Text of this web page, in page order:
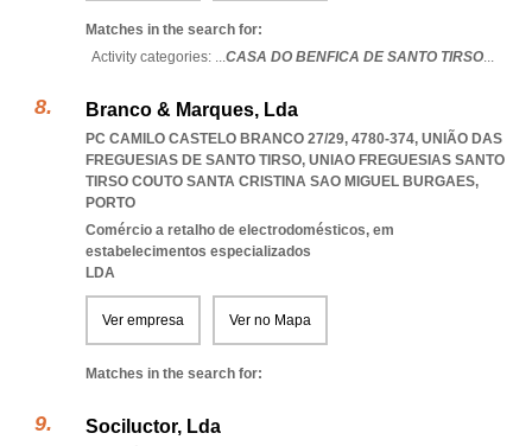
Matches in the search for:
Activity categories: ...CASA DO BENFICA DE SANTO TIRSO...
Branco & Marques, Lda
PC CAMILO CASTELO BRANCO 27/29, 4780-374, UNIÃO DAS
FREGUESIAS DE SANTO TIRSO, UNIAO FREGUESIAS SANTO
TIRSO COUTO SANTA CRISTINA SAO MIGUEL BURGAES,
PORTO
Comércio a retalho de electrodomésticos, em
estabelecimentos especializados
LDA
Ver empresa Ver no Mapa
Matches in the search for:
Sociluctor, Lda